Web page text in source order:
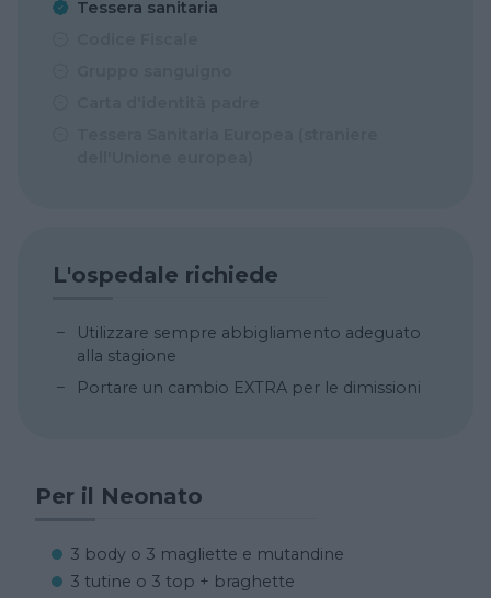
Tessera sanitaria
L'ospedale richiede
Utilizzare sempre abbigliamento adeguato
alla stagione
Portare un cambio EXTRA per le dimissioni
Per il Neonato
3 body o 3 magliette e mutandine
3 tutine o 3 top + braghette